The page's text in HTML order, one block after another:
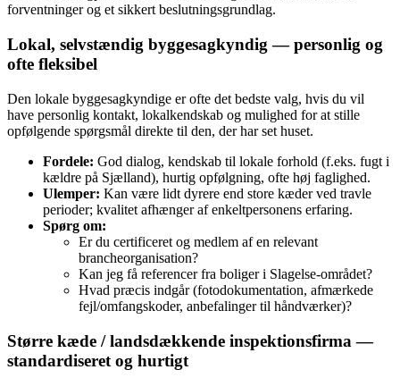
forventninger og et sikkert beslutningsgrundlag.
Lokal, selvstændig byggesagkyndig — personlig og
ofte fleksibel
Den lokale byggesagkyndige er ofte det bedste valg, hvis du vil
have personlig kontakt, lokalkendskab og mulighed for at stille
opfølgende spørgsmål direkte til den, der har set huset.
Fordele: God dialog, kendskab til lokale forhold (f.eks. fugt i
kældre på Sjælland), hurtig opfølgning, ofte høj faglighed.
Ulemper: Kan være lidt dyrere end store kæder ved travle
perioder; kvalitet afhænger af enkeltpersonens erfaring.
Spørg om:
Er du certificeret og medlem af en relevant
brancheorganisation?
Kan jeg få referencer fra boliger i Slagelse-området?
Hvad præcis indgår (fotodokumentation, afmærkede
fejl/omfangskoder, anbefalinger til håndværker)?
Større kæde / landsdækkende inspektionsfirma —
standardiseret og hurtigt